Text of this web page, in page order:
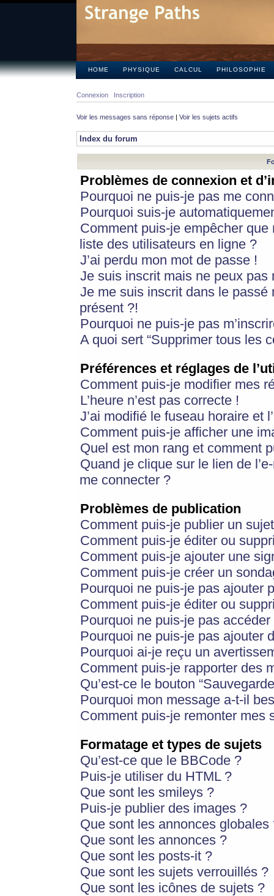
HOME PHYSIQUE CALCUL PHILOSOPHIE
Connexion Inscription
Voir les messages sans réponse | Voir les sujets actifs
Index du forum
Problèmes de connexion et
Pourquoi ne puis-je pas me
Pourquoi suis-je
Comment puis-je empêcher
liste des utilisateurs en ligne ?
J’ai perdu mon mot de passe !
Je suis inscrit mais ne peux pas
Je me suis inscrit dans le
présent ?!
Pourquoi ne puis-je pas
A quoi sert “Supprimer tous les
Préférences et réglages de
Comment puis-je modifier mes
L’heure n’est pas correcte !
J’ai modifié le fuseau horaire et
Comment puis-je afficher une
Quel est mon rang et comment
Quand je clique sur le lien de
me connecter ?
Problèmes de publication
Comment puis-je publier un
Comment puis-je éditer ou
Comment puis-je ajouter une
Comment puis-je créer un
Pourquoi ne puis-je pas ajouter
Comment puis-je éditer ou
Pourquoi ne puis-je pas
Pourquoi ne puis-je pas ajouter
Pourquoi ai-je reçu un
Comment puis-je rapporter des
Qu’est-ce le bouton
Pourquoi mon message a-t-il
Comment puis-je remonter mes
Formatage et types de sujets
Qu’est-ce que le BBCode ?
Puis-je utiliser du HTML ?
Que sont les smileys ?
Puis-je publier des images ?
Que sont les annonces globales
Que sont les annonces ?
Que sont les posts-it ?
Que sont les sujets verrouillés ?
Que sont les icônes de sujets ?